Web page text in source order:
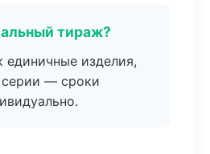
тираж?
единичные изделия,
— сроки